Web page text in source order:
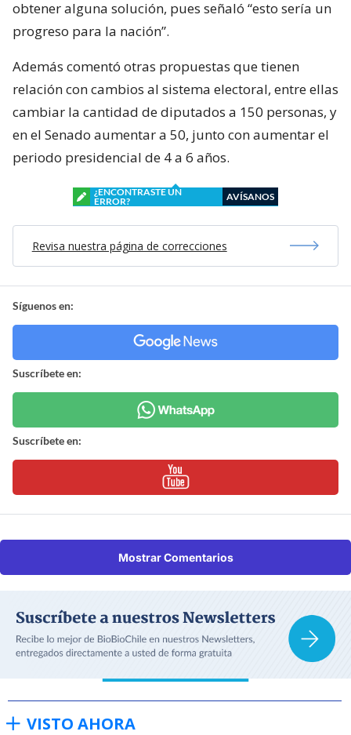
obtener alguna solución, pues señaló “esto sería un
progreso para la nación”.
Además comentó otras propuestas que tienen
relación con cambios al sistema electoral, entre ellas
cambiar la cantidad de diputados a 150 personas, y
en el Senado aumentar a 50, junto con aumentar el
periodo presidencial de 4 a 6 años.
¿ENCONTRASTE UN
ERROR?
AVÍSANOS
Revisa nuestra página de correcciones
Síguenos en:
Suscríbete en:
Suscríbete en:
Mostrar Comentarios
VISTO AHORA